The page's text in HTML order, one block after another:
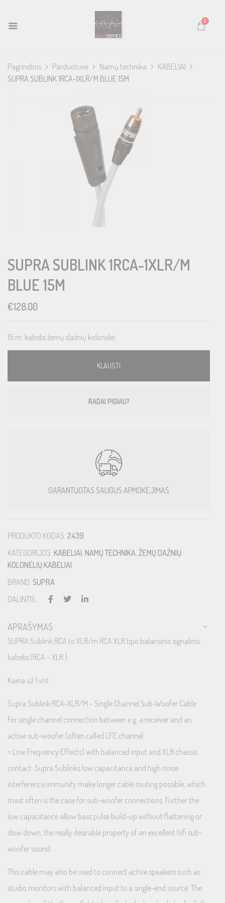
0
Pagrindinis Parduotuvė Namų technika
KABELIAI
SUPRA SUBLINK 1RCA-1XLR/M BLUE 15M
SUPRA SUBLINK 1RCA-1XLR/M
BLUE 15M
€128.00
15 m. kabelis žemų dažnių kolonėlei.
KLAUSTI
RADAI PIGIAU?
GARANTUOTAS SAUGUS APMOKĖJIMAS
PRODUKTO KODAS: 2439
KATEGORIJOS: KABELIAI, NAMŲ TECHNIKA, ŽEMŲ DAŽNIŲ
KOLONĖLIŲ KABELIAI
BRAND: SUPRA
DALINTIS :
APRAŠYMAS
SUPRA Sublink RCA to XLR/m RCA XLR tipo balansinis signalinis
kabelis (RCA – XLR )
Kaina už 1 vnt.
Supra Sublink RCA-XLR/M – Single Channel Sub-Woofer Cable
For single channel connection between e.g. a receiver and an
active sub-woofer (often called LFE channel
= Low Frequency Effects) with balanced input and XLR chassis
contact. Supra Sublinks low capacitance and high noise
interference immunity make longer cable routing possible, which
most often is the case for sub-woofer connections. Further the
low capacitance allow bass pulse build-up without flattening or
slow down, the really desirable property of an excellent hifi sub-
woofer sound.
This cable may also be used to connect active speakers such as
studio monitors with balanced input to a single-end source. The